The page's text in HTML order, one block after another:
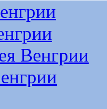
Венгрии